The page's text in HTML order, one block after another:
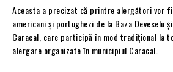
Aceasta a precizat că printre alergători vor
americani şi portughezi de la Baza Deveselu
Caracal, care participă în mod tradiţional la
alergare organizate în municipiul Caracal.